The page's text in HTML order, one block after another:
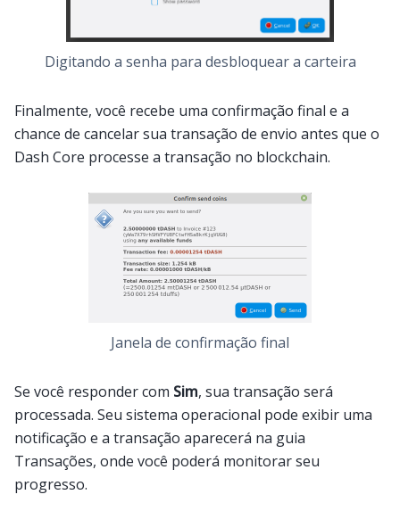
Digitando a senha para desbloquear a carteira
Finalmente, você recebe uma confirmação final e a
chance de cancelar sua transação de envio antes que o
Dash Core processe a transação no blockchain.
Janela de confirmação final
Se você responder com Sim, sua transação será
processada. Seu sistema operacional pode exibir uma
notificação e a transação aparecerá na guia
Transações, onde você poderá monitorar seu
progresso.